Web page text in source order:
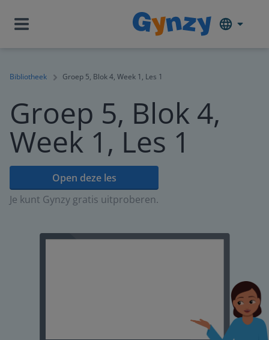
Bibliotheek Groep 5, Blok 4, Week 1, Les 1
Groep 5, Blok 4,
Week 1, Les 1
Open deze les
Je kunt Gynzy gratis uitproberen.